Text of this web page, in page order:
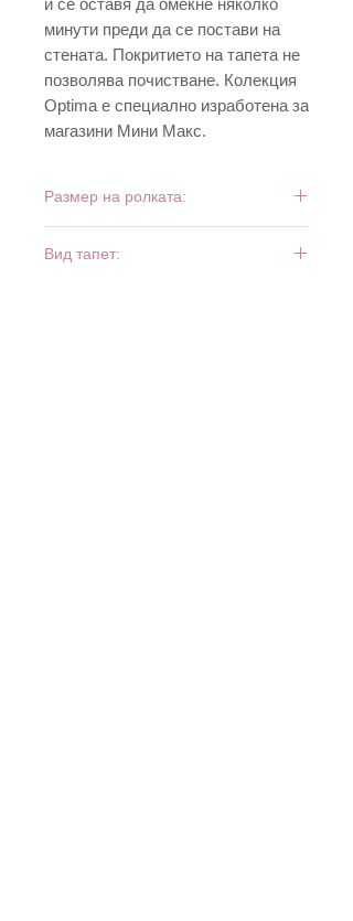
и се оставя да омекне няколко
минути преди да се постави на
стената. Покритието на тапета не
позволява почистване. Колекция
Optima е специално изработена за
магазини Мини Макс.
Размер на ролката:
Вид тапет: